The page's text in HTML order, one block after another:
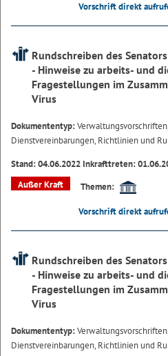
Vorschrift direkt
Rundschreiben des
- Hinweise zu arbeits- und
Fragestellungen im
Virus
Dokumententyp:
Dienstvereinbarungen, Richtlinien und
Stand: 04.06.2022 Inkrafttreten:
Außer Kraft
Themen:
Vorschrift direkt
Rundschreiben des
- Hinweise zu arbeits- und
Fragestellungen im
Virus
Dokumententyp:
Dienstvereinbarungen, Richtlinien und